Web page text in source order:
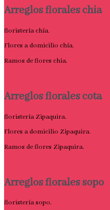
Arreglos florales chia
floristería chía.
Flores a domicilio chía.
Ramos de flores chia.
Arreglos florales cota
floristería Zipaquira.
Flores a domicilio Zipaquira.
Ramos de flores Zipaquira.
Arreglos florales sopo
floristería sopo.